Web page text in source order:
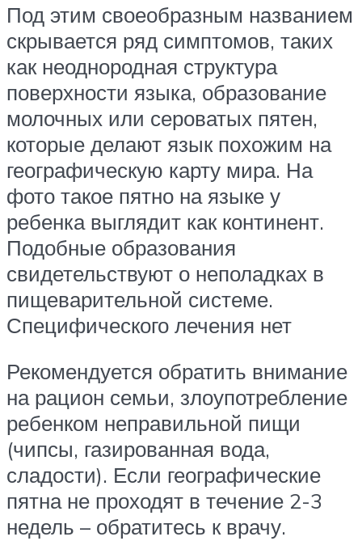
Под этим своеобразным названием
скрывается ряд симптомов, таких
как неоднородная структура
поверхности языка, образование
молочных или сероватых пятен,
которые делают язык похожим на
географическую карту мира. На
фото такое пятно на языке у
ребенка выглядит как континент.
Подобные образования
свидетельствуют о неполадках в
пищеварительной системе.
Специфического лечения нет
Рекомендуется обратить внимание
на рацион семьи, злоупотребление
ребенком неправильной пищи
(чипсы, газированная вода,
сладости). Если географические
пятна не проходят в течение 2-3
недель – обратитесь к врачу.